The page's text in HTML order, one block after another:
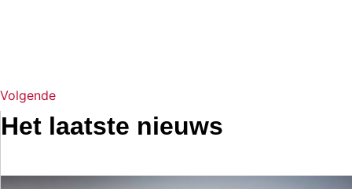
Volgende
Het laatste nieuws